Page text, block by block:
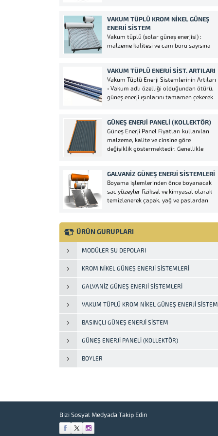
olmalıdır. Kaide yapılacak yere beton
dökümü mümkün olmadığı durumlarda
modüler su depoları...
VAKUM TÜPLÜ KROM NIKEL GÜNEŞ
ENERJI SISTEM
Vakum tüplü (solar güneş enerjisi) :
malzeme kalitesi ve cam boru sayısına
çeşitleri genellikle, 24 Vakum tüplü
krom güneş enerjisi, 24 Vakum tüplü
krom statik boyalı güneş enerjisi, 30
Vakum tüplü...
VAKUM TÜPLÜ ENERJI SIST. ARTILARI
Vakum Tüplü Enerji Sistemlerinin Artıları
• Vakum adlı özelliği olduğundan ötürü,
güneş enerji ışınlarını tamamen çekerek
kullanma olanağınız doğacaktır. • Yine
aynı sebeple, rüzgar, yağmur ve kar, iç
boru...
GÜNEŞ ENERJI PANELI (KOLLEKTÖR)
Güneş Enerji Panel Fiyatları kullanılan
malzeme, kalite ve cinsine göre
değişiklik göstermektedir. Genellikle
şeklindedir. Panel klasik güneş
enerjilerinin suyu ısıtmaya yarayan
bölümüdür. Panel çeşitleri; Alüminyum
panel, Bakır panel, Siyah çelik panel,...
GALVANIZ GÜNEŞ ENERJI SISTEMLERI
Boyama işlemlerinden önce boyanacak
sac yüzeyler fiziksel ve kimyasal olarak
temizlenerek çapak, yağ ve paslardan
homojen bir koruyucu boya tabakası
ÜRÜN GURUPLARI
MODÜLER SU DEPOLARI
KROM NIKEL GÜNEŞ ENERJI SISTEMLERI
GALVANIZ GÜNEŞ ENERJI SISTEMLERI
VAKUM TÜPLÜ KROM NIKEL GÜNEŞ ENERJI SISTEM
BASINÇLI GÜNEŞ ENERJI SISTEM
GÜNEŞ ENERJI PANELI (KOLLEKTÖR)
BOYLER
Bizi Sosyal Medyada Takip Edin